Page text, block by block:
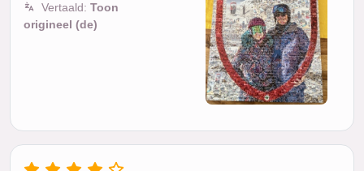
Vertaald: Toon
origineel (de)